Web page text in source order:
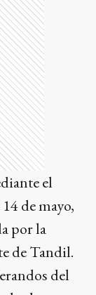
el
de mayo,
por la
de Tandil.
del